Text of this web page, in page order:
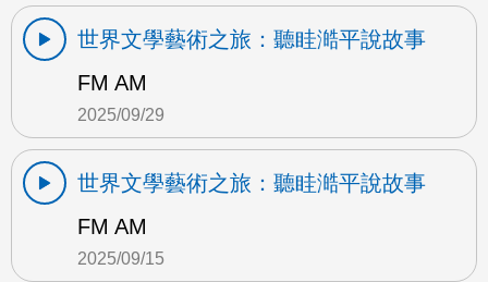
世界文學藝術之旅：聽眭澔平說故事
FM AM
2025/09/29
世界文學藝術之旅：聽眭澔平說故事
FM AM
2025/09/15